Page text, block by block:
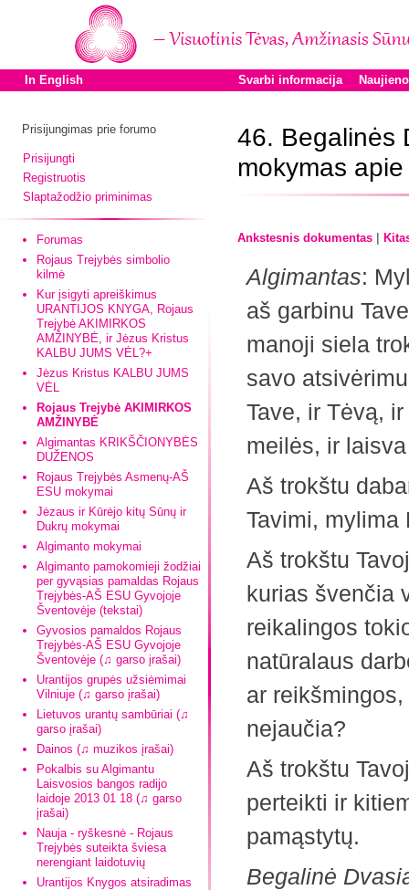
In English Svarbi informacija
Prisijungimas prie forumo
Prisijungti
Registruotis
Slaptažodžio priminimas
Forumas
Rojaus Trejybės simbolio
kilmė
Kur įsigyti apreiškimus
URANTIJOS KNYGA, Rojaus
Trejybė AKIMIRKOS
AMŽINYBĖ, ir Jėzus Kristus
KALBU JUMS VĖL?+
Jėzus Kristus KALBU JUMS
VĖL
Rojaus Trejybė AKIMIRKOS
AMŽINYBĖ
Algimantas KRIKŠČIONYBĖS
DUŽENOS
Rojaus Trejybės Asmenų-AŠ
ESU mokymai
Jėzaus ir Kūrėjo kitų Sūnų ir
Dukrų mokymai
Algimanto mokymai
Algimanto pamokomieji žodžiai
per gyvąsias pamaldas Rojaus
Trejybės-AŠ ESU Gyvojoje
Šventovėje (tekstai)
Gyvosios pamaldos Rojaus
Trejybės-AŠ ESU Gyvojoje
Šventovėje (♫ garso įrašai)
Urantijos grupės užsiėmimai
Vilniuje (♫ garso įrašai)
Lietuvos urantų sambūriai (♫
garso įrašai)
Dainos (♫ muzikos įrašai)
Pokalbis su Algimantu
Laisvosios bangos radijo
laidoje 2013 01 18 (♫ garso
įrašai)
Nauja - ryškesnė - Rojaus
Trejybės suteikta šviesa
nerengiant laidotuvių
Urantijos Knygos atsiradimas
46. Begalinės
mokymas
Ankstesnis dokumentas |
Algimantas:
aš garbinu
manoji siela
savo
Tave, ir Tėvą,
meilės, ir
Aš trokštu
Tavimi, mylima
Aš trokštu
kurias švenčia
reikalingos
natūralaus
ar
nejaučia?
Aš trokštu
perteikti ir
pamąstytų.
Begalinė